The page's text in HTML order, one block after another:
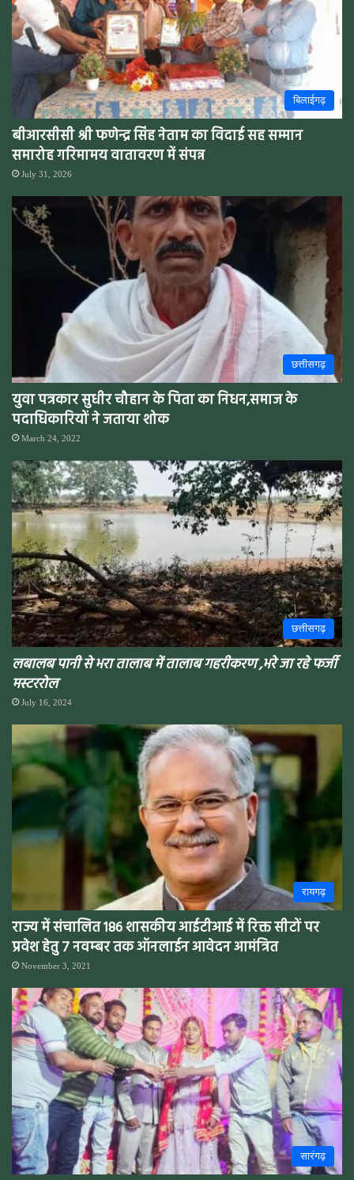
बिलाईगढ़
बीआरसीसी श्री फणेन्द्र सिंह नेताम का विदाई सह सम्मान
समारोह गरिमामय वातावरण में संपन्न
July 31, 2026
छत्तीसगढ़
युवा पत्रकार सुधीर चौहान के पिता का निधन,समाज के
पदाधिकारियों ने जताया शोक
March 24, 2022
छत्तीसगढ़
लबालब पानी से भरा तालाब में तालाब गहरीकरण ,भरे जा रहे फर्जी
मस्टररोल
July 16, 2024
रायगढ़
राज्य में संचालित 186 शासकीय आईटीआई में रिक्त सीटों पर
प्रवेश हेतु 7 नवम्बर तक ऑनलाईन आवेदन आमंत्रित
November 3, 2021
सारंगढ़